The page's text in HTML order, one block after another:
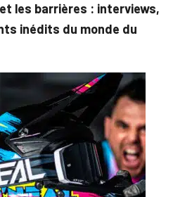
les barrières : interviews,
inédits du monde du